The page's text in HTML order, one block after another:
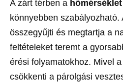
A zárt térben a
könnyebben szabályozható.
összegyűjti és megtartja a
feltételeket teremt a
érési folyamatokhoz. Mivel
csökkenti a párolgási